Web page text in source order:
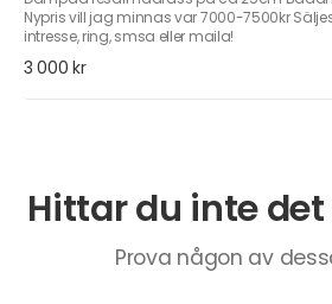
Nypris vill jag minnas var 7000-7500kr
intresse, ring, smsa eller maila!
3 000 kr
Hittar du inte
Prova någon av